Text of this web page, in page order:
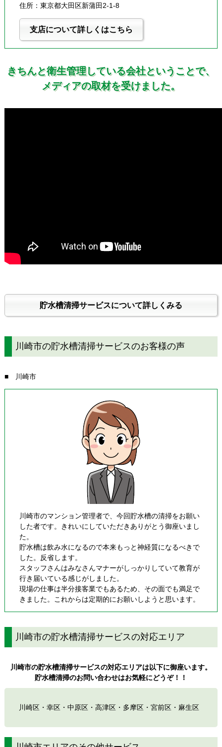
住所：東京都大田区新蒲田2-1-8
支店について詳しくはこちら
きちんと衛生管理している会社ということで、
メディアの取材を受けました。
貯水槽清掃サービスについて詳しくみる
川崎市の貯水槽清掃サービスのお客様の声
■ 川崎市
川崎市のマンション管理者で、今回貯水槽の清掃をお願い
した者です。きれいにしていただきありがとう御座いまし
た。
貯水槽は飲み水になるので本来もっと神経質になるべきで
した。反省します。
スタッフさんはみなさんマナーがしっかりしていて教育が
行き届いている感じがしました。
現場の仕事は半分接客業でもあるため、その面でも満足で
きました。これからは定期的にお願いしようと思います。
川崎市の貯水槽清掃サービスの対応エリア
川崎市の貯水槽清掃サービスの対応エリアは以下に御座います。
貯水槽清掃のお問い合わせはお気軽にどうぞ！！
川崎区・幸区・中原区・高津区・多摩区・宮前区・麻生区